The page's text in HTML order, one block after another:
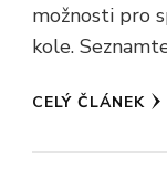
možnosti pro
kole.
CELÝ ČLÁNEK